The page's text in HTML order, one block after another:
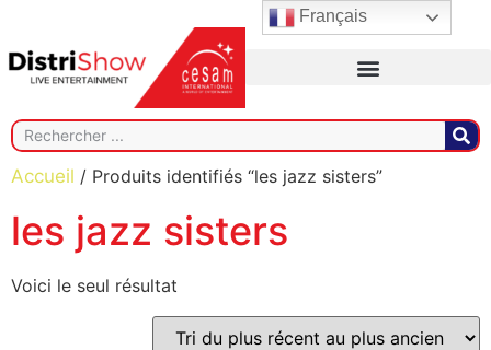
Accueil / Produits identifiés “les jazz sisters”
les jazz sisters
Voici le seul résultat
Français